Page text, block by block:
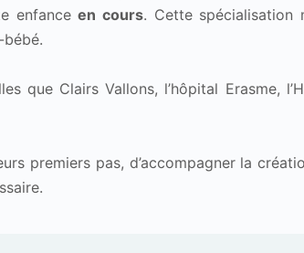
enfanceen cours. Cette spécialisation
que Clairs Vallons, l’hôpital Erasme,
premiers pas, d’accompagner la